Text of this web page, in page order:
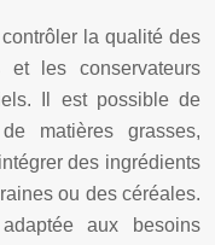
la qualité des
et les conservateurs
Il est possible de
matières grasses,
des ingrédients
ou des céréales.
aux besoins